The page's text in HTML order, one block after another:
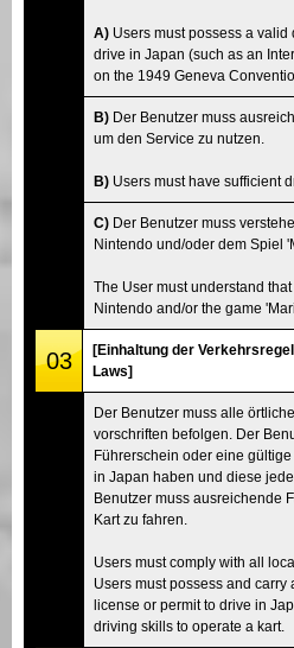
A) Users must possess a
drive in Japan (such as an
on the 1949 Geneva
B) Der Benutzer muss
um den Service zu nutzen.
B) Users must have sufficient
C) Der Benutzer muss
Nintendo und/oder dem Spiel
The User must understand
Nintendo and/or the game
03
[Einhaltung der
Laws]
Der Benutzer muss alle
vorschriften befolgen. Der
Führerschein oder eine
in Japan haben und diese
Benutzer muss ausreichende
Kart zu fahren.
Users must comply with all
Users must possess and carry
license or permit to drive in
driving skills to operate a kart.